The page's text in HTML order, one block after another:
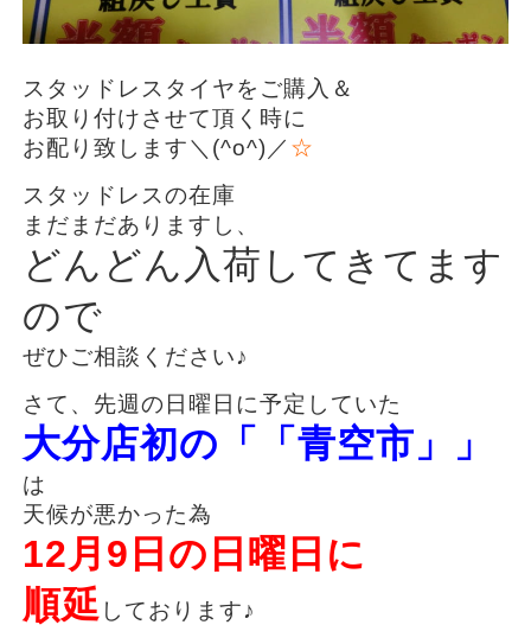
スタッドレスタイヤをご購入＆
お取り付けさせて頂く時に
お配り致します＼(^o^)／ ☆
スタッドレスの在庫
まだまだありますし、
どんどん入荷してきてます
ので
ぜひご相談ください♪
さて、先週の日曜日に予定していた
大分店初の「「青空市」」
は
天候が悪かった為
12月9日の日曜日に
順延 しております♪